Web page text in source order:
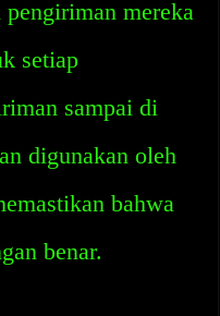
mereka
setiap
sampai di
digunakan oleh
bahwa
benar.